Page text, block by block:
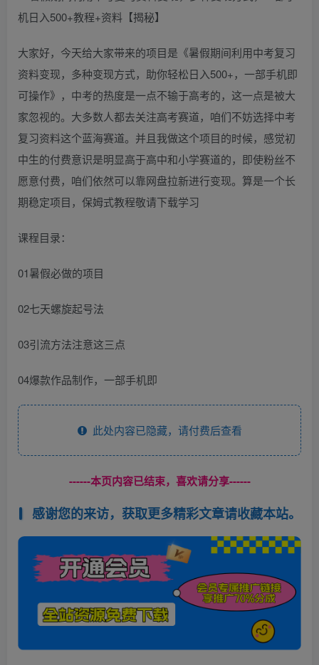
大家好，今天给大家带来的项目是《暑假期间利用中考复习
资料变现，多种变现方式，助你轻松日入500+，一部手机即
可操作》，中考的热度是一点不输于高考的，这一点是被大
家忽视的。大多数人都去关注高考赛道，咱们不妨选择中考
复习资料这个蓝海赛道。并且我做这个项目的时候，感觉初
中生的付费意识是明显高于高中和小学赛道的，即使粉丝不
愿意付费，咱们依然可以靠网盘拉新进行变现。算是一个长
期稳定项目，保姆式教程敬请下载学习
课程目录：
01暑假必做的项目
02七天螺旋起号法
03引流方法注意这三点
04爆款作品制作，一部手机即
此处内容已隐藏，请付费后查看
------本页内容已结束，喜欢请分享------
感谢您的来访，获取更多精彩文章请收藏本站。